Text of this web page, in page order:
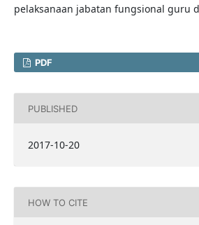
pelaksanaan jabatan fungsional guru
PDF
PUBLISHED
2017-10-20
HOW TO CITE